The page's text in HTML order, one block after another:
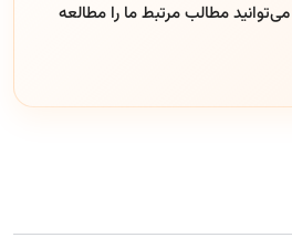
مطالب مرتبط ما را مطالعه